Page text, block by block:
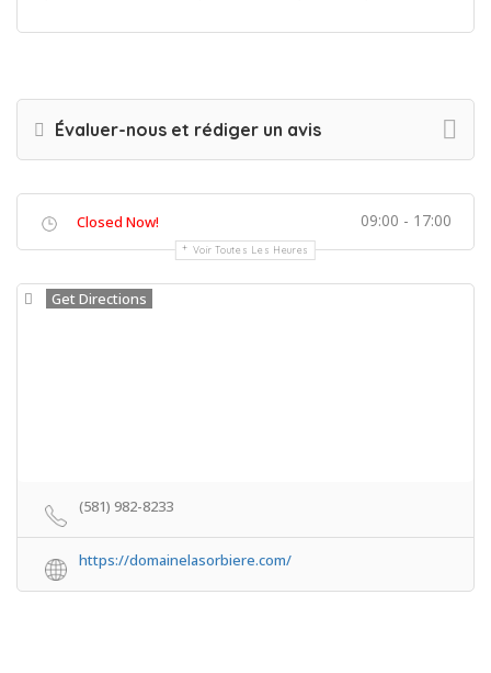
Évaluer-nous et rédiger un avis
Closed Now! 09:00 - 17:00
Voir Toutes Les Heures
Get Directions
(581) 982-8233
https://domainelasorbiere.com/